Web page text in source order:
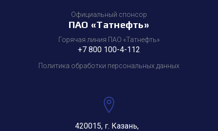
Официальный спонсор
ПАО «Татнефть»
Горячая линия ПАО «Татнефть»
+7 800 100-4-112
Политика обработки персональных данных
420015, г. Казань,